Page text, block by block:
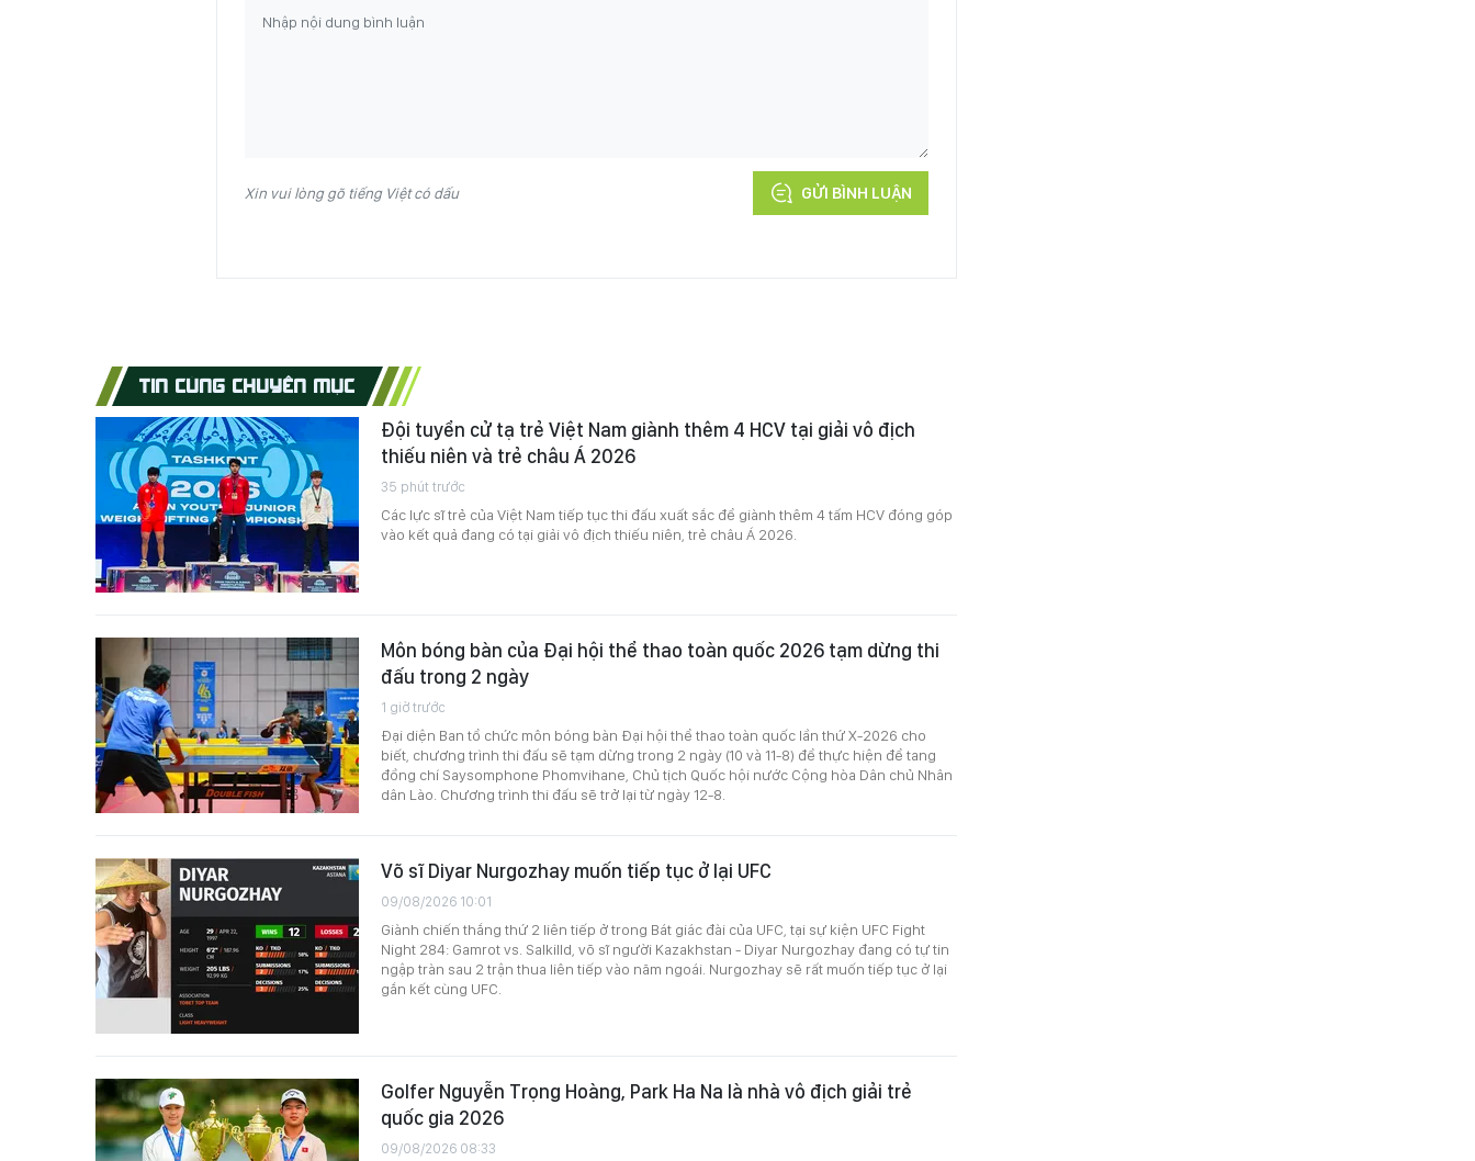
Xin vui lòng gõ tiếng Việt có dấu GỬI BÌNH LUẬN
TIN CÙNG CHUYÊN MỤC
Đội tuyển cử tạ trẻ Việt Nam giành thêm 4 HCV tại giải vô địch
thiếu niên và trẻ châu Á 2026
35 phút trước
Các lực sĩ trẻ của Việt Nam tiếp tục thi đấu xuất sắc để giành thêm 4 tấm HCV đóng góp
vào kết quả đang có tại giải vô địch thiếu niên, trẻ châu Á 2026.
Môn bóng bàn của Đại hội thể thao toàn quốc 2026 tạm dừng thi
đấu trong 2 ngày
1 giờ trước
Đại diện Ban tổ chức môn bóng bàn Đại hội thể thao toàn quốc lần thứ X-2026 cho
biết, chương trình thi đấu sẽ tạm dừng trong 2 ngày (10 và 11-8) để thực hiện để tang
đồng chí Saysomphone Phomvihane, Chủ tịch Quốc hội nước Cộng hòa Dân chủ Nhân
dân Lào. Chương trình thi đấu sẽ trở lại từ ngày 12-8.
Võ sĩ Diyar Nurgozhay muốn tiếp tục ở lại UFC
09/08/2026 10:01
Giành chiến thắng thứ 2 liên tiếp ở trong Bát giác đài của UFC, tại sự kiện UFC Fight
Night 284: Gamrot vs. Salkilld, võ sĩ người Kazakhstan - Diyar Nurgozhay đang có tự tin
ngập tràn sau 2 trận thua liên tiếp vào năm ngoái. Nurgozhay sẽ rất muốn tiếp tục ở lại
gắn kết cùng UFC.
Golfer Nguyễn Trọng Hoàng, Park Ha Na là nhà vô địch giải trẻ
quốc gia 2026
09/08/2026 08:33